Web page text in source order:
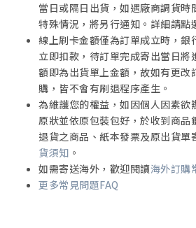
當日或隔日出貨，如遇廠商調貨時
特殊情況，將另行通知。詳細請點
線上刷卡金額僅為訂單成立時，銀
立即扣款，待訂單完成寄出當日將
額即為出貨單上金額，故如有更改
購，皆不會有刷退程序產生。
為維護您的權益，如因個人因素欲
原狀並依原包裝包好，於收到商品
退貨之商品、紙本發票及原出貨單
貨須知 。
如需寄送海外，歡迎閱讀海外訂購
更多常見問題FAQ